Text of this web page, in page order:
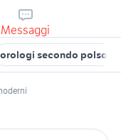
Messaggi
orologi secondo polso